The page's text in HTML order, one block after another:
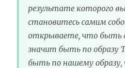
результате которого
становитесь самим
открываете, что быть
значит быть по образу
быть по нашему